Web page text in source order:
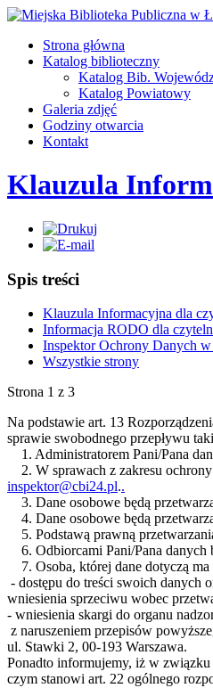
Strona główna
Katalog biblioteczny
Katalog Bib.
Katalog Powiatowy
Galeria zdjęć
Godziny otwarcia
Kontakt
Klauzula
Spis treści
Klauzula Informacyjna dla
Informacja RODO dla
Inspektor Ochrony Danych
Wszystkie strony
Strona 1 z 3
Na podstawie art. 13
sprawie swobodnego przepływu
1. Administratorem Pani/Pana
2. W sprawach z zakresu
inspektor@cbi24.pl..
3. Dane osobowe będą
4. Dane osobowe będą
5. Podstawą prawną
6. Odbiorcami Pani/Pana danych
7. Osoba, której dane dotyczą ma
- dostępu do treści swoich danych
wniesienia sprzeciwu wobec
- wniesienia skargi do organu
z naruszeniem przepisów
ul. Stawki 2, 00-193 Warszawa.
Ponadto informujemy, iż w
czym stanowi art. 22 ogólnego